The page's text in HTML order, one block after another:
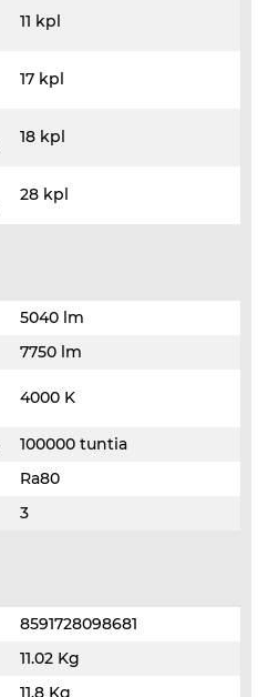
11 kpl
17 kpl
18 kpl
28 kpl
5040 lm
7750 lm
4000 K
100000 tuntia
Ra80
3
8591728098681
11.02 Kg
11.8 Kg